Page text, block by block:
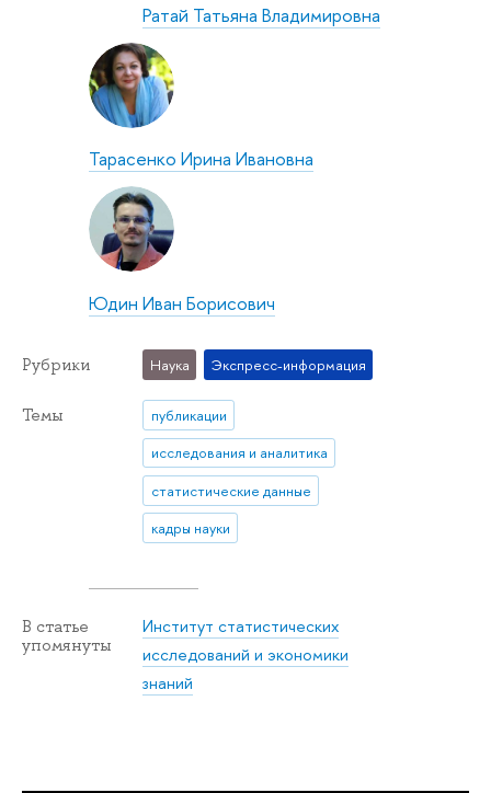
Ратай Татьяна Владимировна
Тарасенко Ирина Ивановна
Юдин Иван Борисович
Рубрики Наука Экспресс-информация
Темы
публикации
исследования и аналитика
статистические данные
кадры науки
В статье
упомянуты
Институт статистических
исследований и экономики
знаний